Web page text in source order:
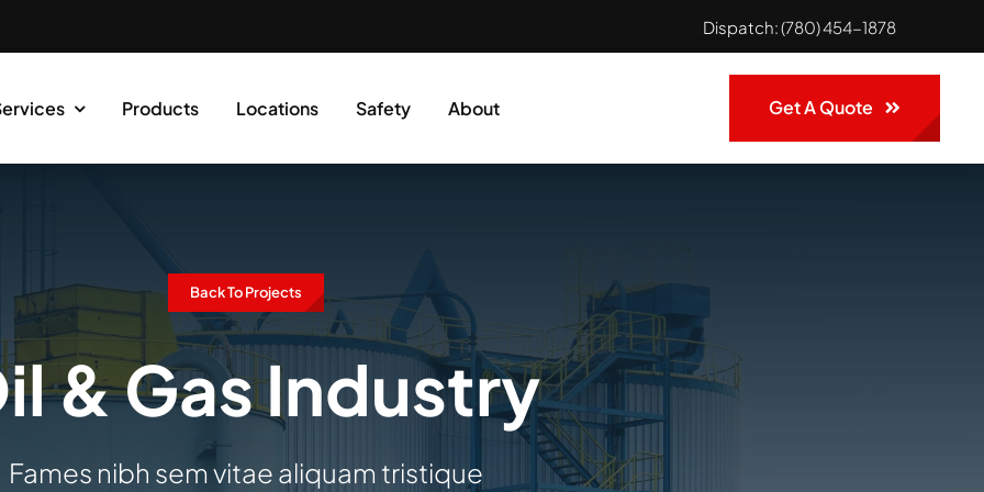
Dispatch:(780) 454-1878
Products Locations Safety About Get A Quote
Back To Projects
& Gas Industry
Fames nibh sem vitae aliquam tristique